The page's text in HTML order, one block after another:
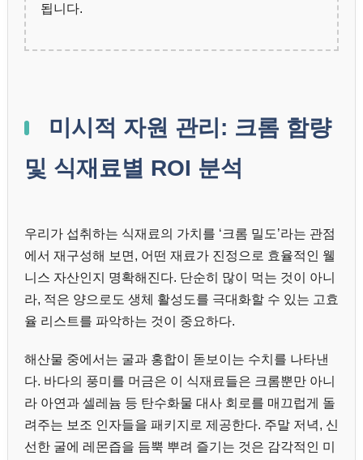
됩니다.
미시적 자원 관리: 크롬 함량
및 식재료별 ROI 분석
우리가 섭취하는 식재료의 가치를 ‘크롬 밀도’라는 관점
에서 재구성해 보면, 어떤 재료가 진정으로 효율적인 웰
니스 자산인지 명확해진다. 단순히 많이 먹는 것이 아니
라, 적은 양으로도 생체 활성도를 극대화할 수 있는 고효
율 리스트를 파악하는 것이 중요하다.
해산물 중에서는 굴과 홍합이 돋보이는 수치를 나타낸
다. 바다의 풍미를 머금은 이 식재료들은 크롬뿐만 아니
라 아연과 셀레늄 등 탄수화물 대사 회로를 매끄럽게 돌
려주는 보조 인자들을 패키지로 제공한다. 주말 저녁, 신
선한 굴에 레몬즙을 듬뿍 뿌려 즐기는 것은 감각적인 미